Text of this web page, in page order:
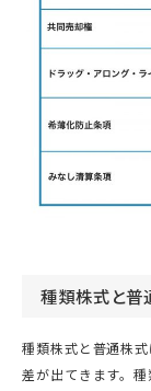
種類株式と普
種類株式と普通株
差が出てきます。